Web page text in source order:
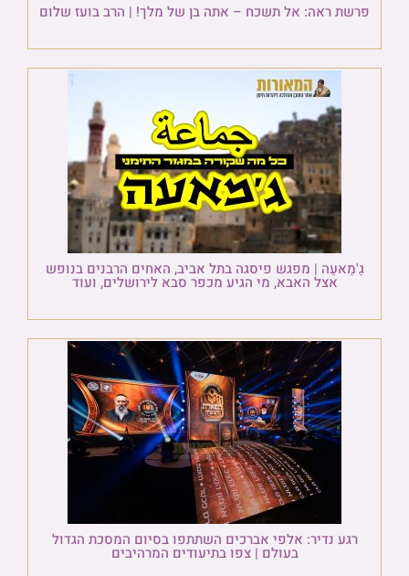
פרשת ראה: אל תשכח – אתה בן של מלך! | הרב בועז שלום
גַ'מַאעַה | מפגש פיסגה בתל אביב, האחים הרבנים בנופש
אצל האבא, מי הגיע מכפר סבא לירושלים, ועוד
רגע נדיר: אלפי אברכים השתתפו בסיום המסכת הגדול
בעולם | צפו בתיעודים המרהיבים